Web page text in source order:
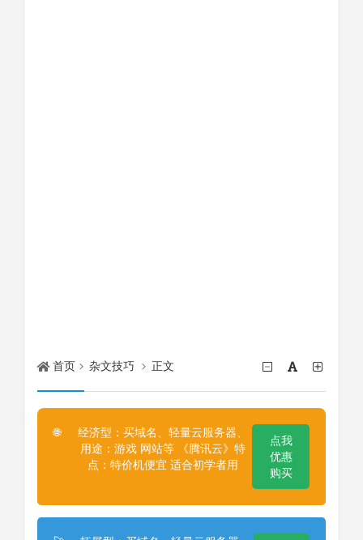
首页 杂文技巧 正文
🌐
经济型：买域名、轻量云服务器、
用途：游戏 网站等 《腾讯云》特
点：特价机便宜 适合初学者用
点我
优惠
购买